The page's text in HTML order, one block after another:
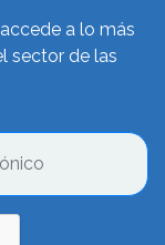
a lo más
sector de las